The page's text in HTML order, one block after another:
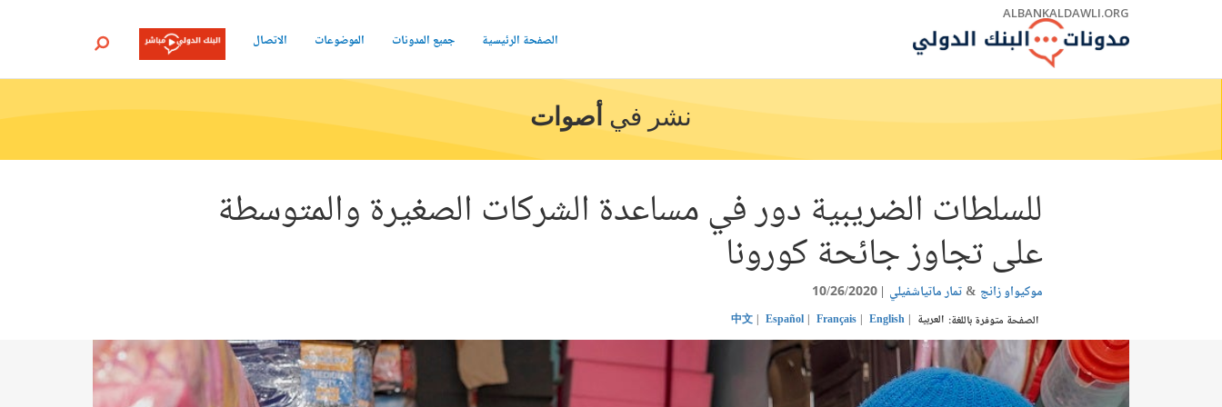
ALBANKALDAWLI.ORG
الصفحة الرئيسية جميع المدونات الموضوعات الاتصال بحث
نشر في أصوات
للسلطات الضريبية دور في مساعدة الشركات الصغيرة والمتوسطة
على تجاوز جائحة كورونا
موكيواو زانج تمار ماتياشفيلي 10/26/2020
الصفحة متوفرة باللغة: العربية English
Français
Español
中文